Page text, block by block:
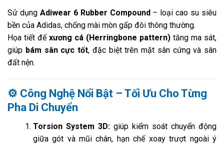
Sử dụng Adiwear 6 Rubber Compound– loại cao su siêu
bền của Adidas, chống mài mòn gấp đôi thông thường.
Họa tiết đế xương cá (Herringbone pattern) tăng ma sát,
giúp bám sân cực tốt, đặc biệt trên mặt sân cứng và sân
đất nện.
⚙️ Công Nghệ Nổi Bật – Tối Ưu Cho Từng
Pha Di Chuyển
Torsion System 3D:giúp kiểm soát chuyển động
giữa gót và mũi chân, hạn chế xoay trượt ngoài ý